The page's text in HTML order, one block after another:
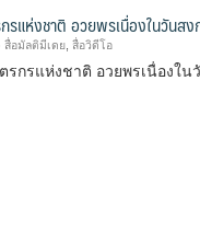
รแห่งชาติ อวยพรเนื่องในวันส
สื่อมัลติมีเดย, สื่อวิดีโอ
รกรแห่งชาติ อวยพรเนื่องใน